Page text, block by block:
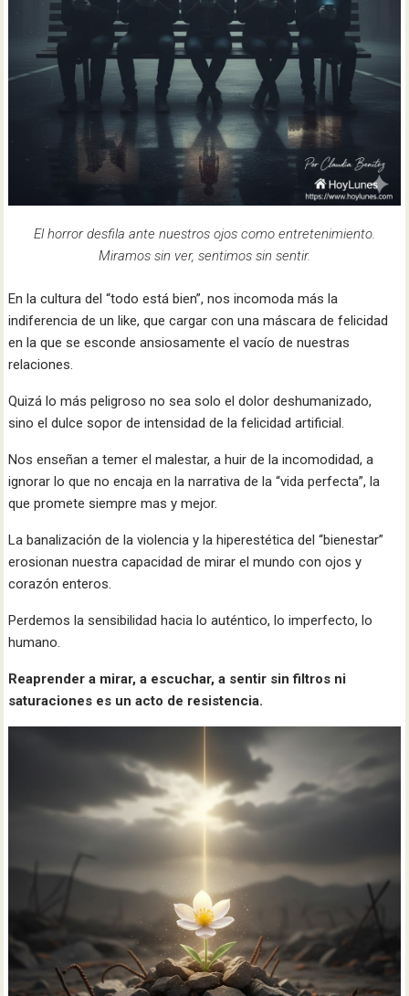
El horror desfila ante nuestros ojos como entretenimiento.
Miramos sin ver, sentimos sin sentir.
En la cultura del “todo está bien”, nos incomoda más la
indiferencia de un like, que cargar con una máscara de felicidad
en la que se esconde ansiosamente el vacío de nuestras
relaciones.
Quizá lo más peligroso no sea solo el dolor deshumanizado,
sino el dulce sopor de intensidad de la felicidad artificial.
Nos enseñan a temer el malestar, a huir de la incomodidad, a
ignorar lo que no encaja en la narrativa de la “vida perfecta”, la
que promete siempre mas y mejor.
La banalización de la violencia y la hiperestética del “bienestar”
erosionan nuestra capacidad de mirar el mundo con ojos y
corazón enteros.
Perdemos la sensibilidad hacia lo auténtico, lo imperfecto, lo
humano.
Reaprender a mirar, a escuchar, a sentir sin filtros ni
saturaciones es un acto de resistencia.